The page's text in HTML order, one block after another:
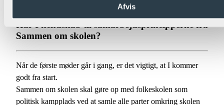
Afvis
Har I kendskab til samarbejdsprincipperne fra
Sammen om skolen?
Når de første møder går i gang, er det vigtigt, at I kommer
godt fra start.
Sammen om skolen skal gøre op med folkeskolen som
politisk kampplads ved at samle alle parter omkring skolen